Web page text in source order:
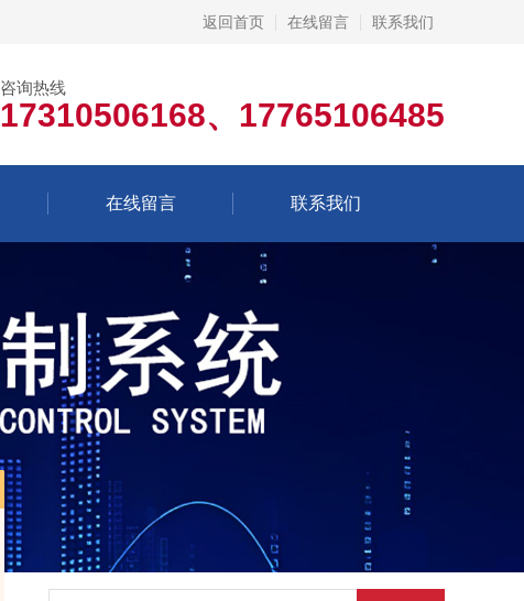
返回首页 在线留言 联系我们
咨询热线
17310506168、17765106485
在线留言 联系我们